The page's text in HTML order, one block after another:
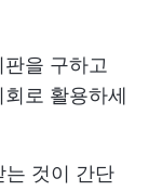
을 구하고
로 활용하세
것이 간단